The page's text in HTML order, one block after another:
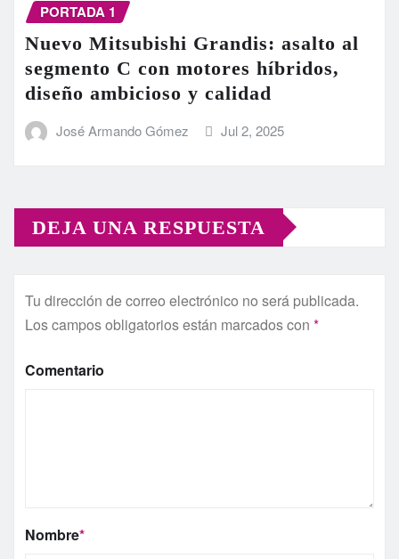
PORTADA 1
Nuevo Mitsubishi Grandis: asalto al
segmento C con motores híbridos,
diseño ambicioso y calidad
José Armando Gómez Jul 2, 2025
DEJA UNA RESPUESTA
Tu dirección de correo electrónico no será publicada.
Los campos obligatorios están marcados con *
Comentario
Nombre*